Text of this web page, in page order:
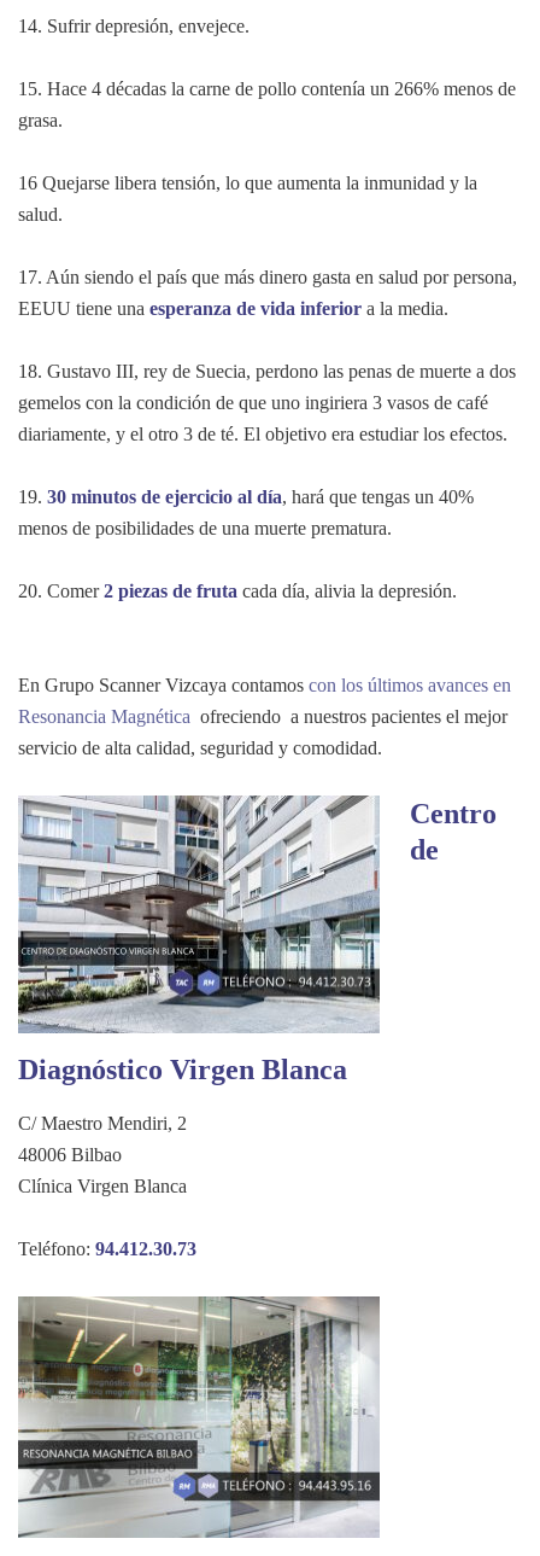
14. Sufrir depresión, envejece.
15. Hace 4 décadas la carne de pollo contenía un 266% menos de
grasa.
16 Quejarse libera tensión, lo que aumenta la inmunidad y la
salud.
17. Aún siendo el país que más dinero gasta en salud por persona,
EEUU tiene una esperanza de vida inferior a la media.
18. Gustavo III, rey de Suecia, perdono las penas de muerte a dos
gemelos con la condición de que uno ingiriera 3 vasos de café
diariamente, y el otro 3 de té. El objetivo era estudiar los efectos.
19. 30 minutos de ejercicio al día, hará que tengas un 40%
menos de posibilidades de una muerte prematura.
20. Comer2 piezas de fruta cada día, alivia la depresión.
En Grupo Scanner Vizcaya contamos con los últimos avances en
Resonancia Magnética ofreciendo a nuestros pacientes el mejor
servicio de alta calidad, seguridad y comodidad.
Centro
de
Diagnóstico Virgen Blanca
C/ Maestro Mendiri, 2
48006 Bilbao
Clínica Virgen Blanca
Teléfono: 94.412.30.73